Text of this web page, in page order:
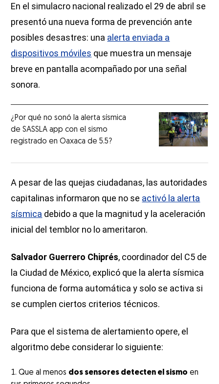
En el simulacro nacional realizado el 29 de abril se
presentó una nueva forma de prevención ante
posibles desastres: una alerta enviada a
dispositivos móviles que muestra un mensaje
breve en pantalla acompañado por una señal
sonora.
¿Por qué no sonó la alerta sísmica
de SASSLA app con el sismo
registrado en Oaxaca de 5.5?
A pesar de las quejas ciudadanas, las autoridades
capitalinas informaron que no se activó la alerta
sísmica debido a que la magnitud y la aceleración
inicial del temblor no lo ameritaron.
Salvador Guerrero Chiprés, coordinador del C5 de
la Ciudad de México, explicó que la alerta sísmica
funciona de forma automática y solo se activa si
se cumplen ciertos criterios técnicos.
Para que el sistema de alertamiento opere, el
algoritmo debe considerar lo siguiente:
Que al menos dos sensores detecten el sismo en